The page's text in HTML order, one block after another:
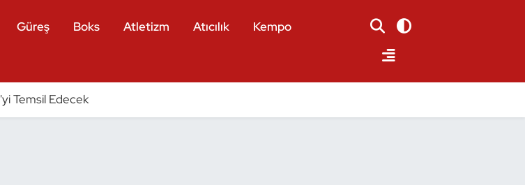
Güreş Boks Atletizm Atıcılık
Kempo
Temsil Edecek